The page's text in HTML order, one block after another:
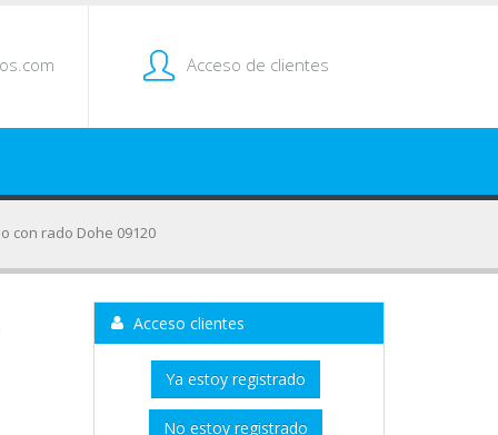
Acceso de clientes
con rado Dohe 09120
Acceso clientes
Ya estoy registrado
No estoy registrado